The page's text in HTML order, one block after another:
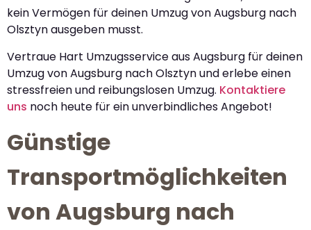
kein Vermögen für deinen Umzug von Augsburg nach
Olsztyn ausgeben musst.
Vertraue Hart Umzugsservice aus Augsburg für deinen
Umzug von Augsburg nach Olsztyn und erlebe einen
stressfreien und reibungslosen Umzug. Kontaktiere
uns noch heute für ein unverbindliches Angebot!
Günstige
Transportmöglichkeiten
von Augsburg nach